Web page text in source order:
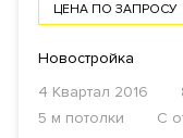
ЦЕНА ПО ЗАПРОСУ
Новостройка
4 Квартал 2016
5 м потолки
С